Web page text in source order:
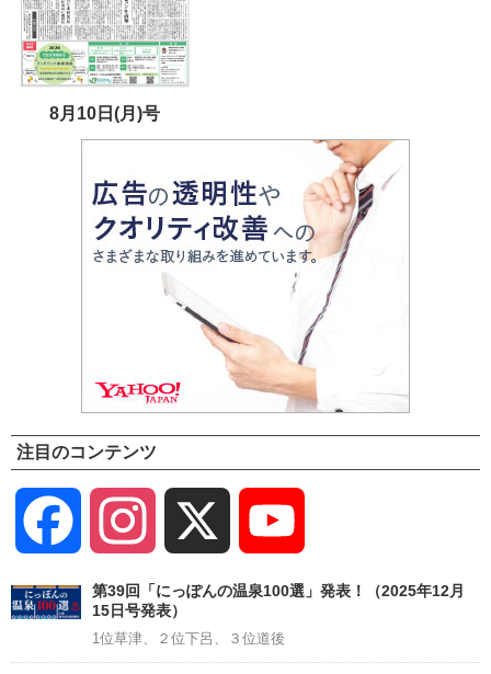
8月10日(月)号
注目のコンテンツ
Facebook Instagram
Channel
第39回「にっぽんの温泉100選」発表！（2025年12月
15日号発表）
1位草津、２位下呂、３位道後